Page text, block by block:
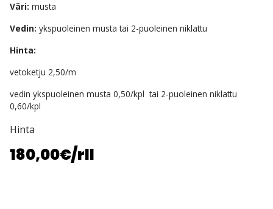
Väri: musta
Vedin: ykspuoleinen musta tai 2-puoleinen niklattu
Hinta:
vetoketju 2,50/m
vedin ykspuoleinen musta 0,50/kpl tai 2-puoleinen niklattu
0,60/kpl
Hinta
180,00€/rll